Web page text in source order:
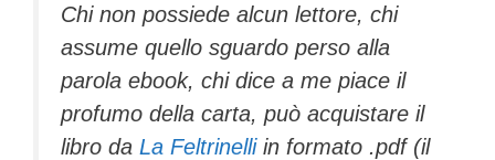
Chi non possiede alcun lettore, chi
assume quello sguardo perso alla
parola ebook, chi dice a me piace il
profumo della carta, può acquistare il
libro da La Feltrinelliin formato .pdf (il